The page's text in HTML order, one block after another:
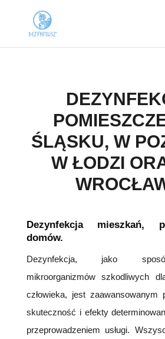
ŚLĄSKU, W
W ŁODZI
Dezynfekcja mieszkań,
domów.
Dezynfekcja, jako
mikroorganizmów szkodliwych
człowieka, jest zaawansowanym
skuteczność i efekty
przeprowadzeniem usługi.